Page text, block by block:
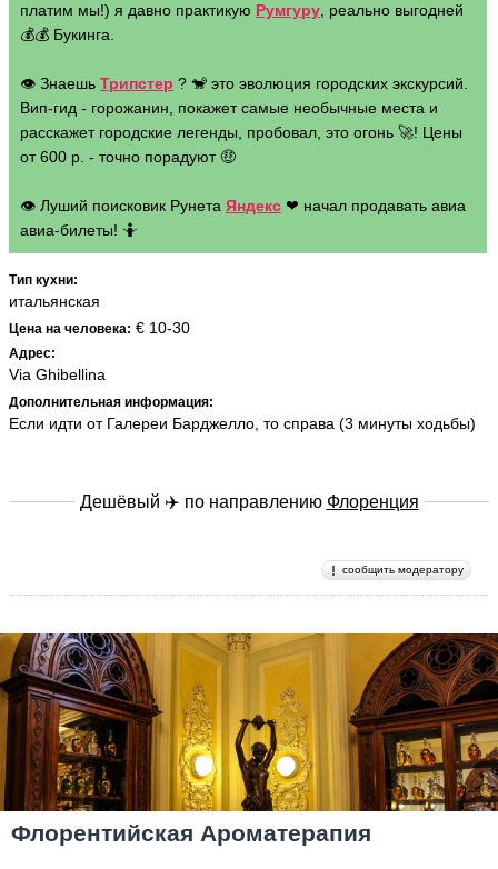
платим мы!) я давно практикую Румгуру , реально выгодней
💰💰 Букинга.
👁 Знаешь Трипстер ? 🐒 это эволюция городских экскурсий.
Вип-гид - горожанин, покажет самые необычные места и
расскажет городские легенды, пробовал, это огонь 🚀! Цены
от 600 р. - точно порадуют 🤑
👁 Луший поисковик Рунета Яндекс ❤ начал продавать авиа
авиа-билеты! 🤷
Тип кухни:
итальянская
Цена на человека: € 10-30
Адрес:
Via Ghibellina
Дополнительная информация:
Если идти от Галереи Барджелло, то справа (3 минуты ходьбы)
Дешёвый ✈️ по направлению Флоренция
сообщить модератору
Флорентийская Ароматерапия